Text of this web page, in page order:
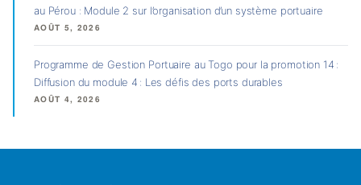
au Pérou : Module 2 sur l’organisation d’un système portuaire
AOÛT 5, 2026
Programme de Gestion Portuaire au Togo pour la promotion 14 :
Diffusion du module 4 : Les défis des ports durables
AOÛT 4, 2026